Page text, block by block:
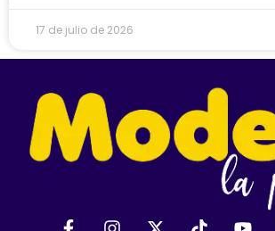
17 de julio de 2026
F
I
X
T
Y